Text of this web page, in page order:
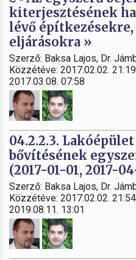
kiterjesztésének
lévő
eljárásokra »
Szerző: Baksa Lajos, Dr.
Közzétéve: 2017.02.02.
2017.03.08. 07:58
04.2.2.3.
bővítésének
(2017-01-01, 2017-
Szerző: Baksa Lajos, Dr.
Közzétéve: 2017.02.02.
2019.08.11. 13:01